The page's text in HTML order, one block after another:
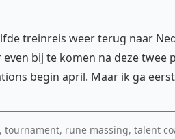
treinreis weer terug naar
bij te komen na deze
begin april. Maar ik ga
rune massing, talent